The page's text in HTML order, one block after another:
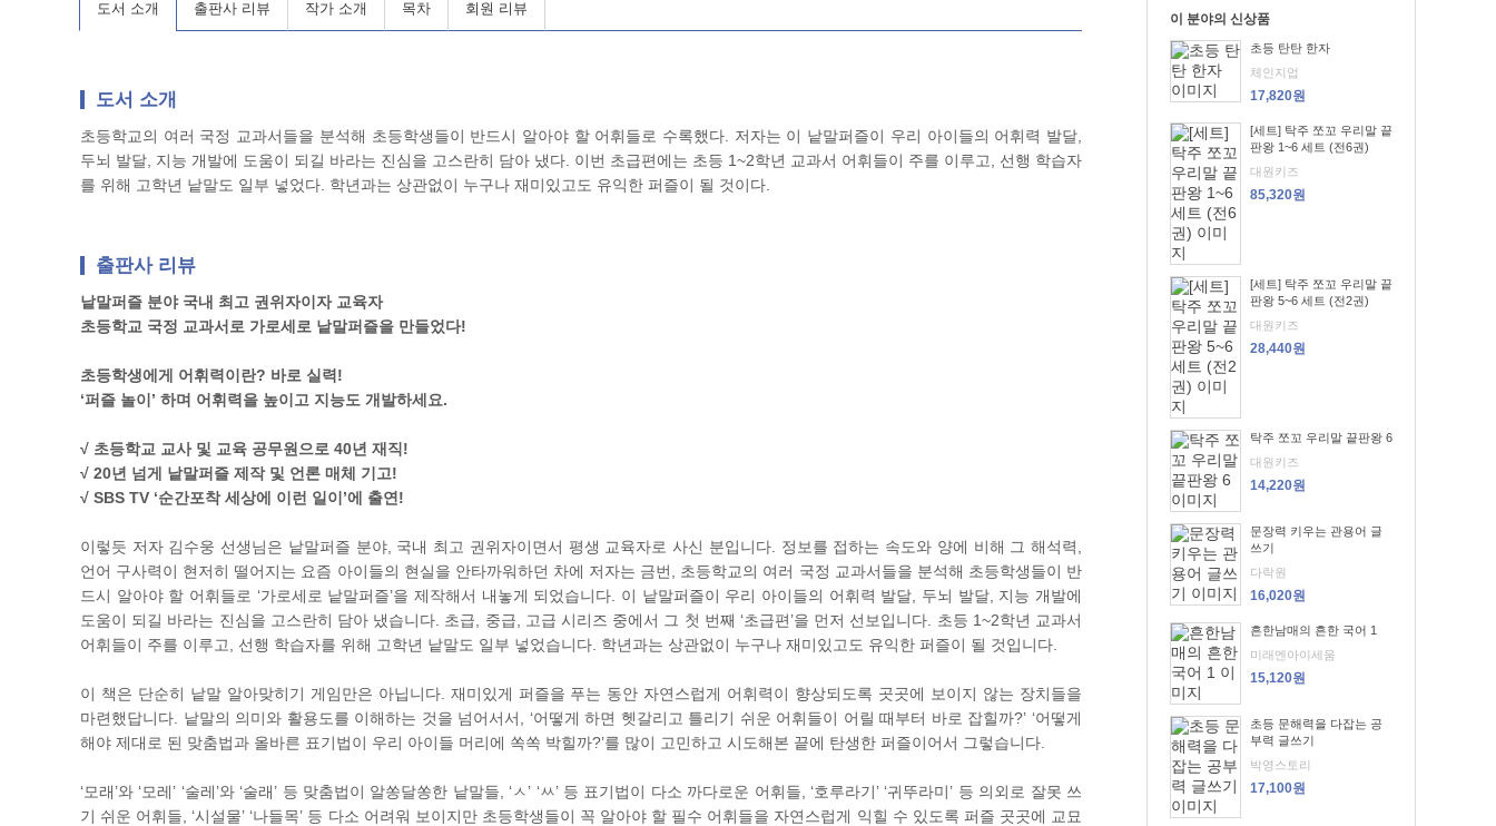
도서 소개 출판사 리뷰 작가 소개 목차 회원 리뷰
도서 소개
초등학교의 여러 국정 교과서들을 분석해 초등학생들이 반드시 알아야 할 어휘들로 수록했다. 저자는 이 낱말퍼즐이 우리 아이들의 어휘력 발달,
두뇌 발달, 지능 개발에 도움이 되길 바라는 진심을 고스란히 담아 냈다. 이번 초급편에는 초등 1~2학년 교과서 어휘들이 주를 이루고, 선행 학습자
를 위해 고학년 낱말도 일부 넣었다. 학년과는 상관없이 누구나 재미있고도 유익한 퍼즐이 될 것이다.
출판사 리뷰
낱말퍼즐 분야 국내 최고 권위자이자 교육자
초등학교 국정 교과서로 가로세로 낱말퍼즐을 만들었다!
초등학생에게 어휘력이란? 바로 실력!
‘퍼즐 놀이’ 하며 어휘력을 높이고 지능도 개발하세요.
√ 초등학교 교사 및 교육 공무원으로 40년 재직!
√ 20년 넘게 낱말퍼즐 제작 및 언론 매체 기고!
√ SBS TV ‘순간포착 세상에 이런 일이’에 출연!
이렇듯 저자 김수웅 선생님은 낱말퍼즐 분야, 국내 최고 권위자이면서 평생 교육자로 사신 분입니다. 정보를 접하는 속도와 양에 비해 그 해석력,
언어 구사력이 현저히 떨어지는 요즘 아이들의 현실을 안타까워하던 차에 저자는 금번, 초등학교의 여러 국정 교과서들을 분석해 초등학생들이 반
드시 알아야 할 어휘들로 ‘가로세로 낱말퍼즐’을 제작해서 내놓게 되었습니다. 이 낱말퍼즐이 우리 아이들의 어휘력 발달, 두뇌 발달, 지능 개발에
도움이 되길 바라는 진심을 고스란히 담아 냈습니다. 초급, 중급, 고급 시리즈 중에서 그 첫 번째 ‘초급편’을 먼저 선보입니다. 초등 1~2학년 교과서
어휘들이 주를 이루고, 선행 학습자를 위해 고학년 낱말도 일부 넣었습니다. 학년과는 상관없이 누구나 재미있고도 유익한 퍼즐이 될 것입니다.
이 책은 단순히 낱말 알아맞히기 게임만은 아닙니다. 재미있게 퍼즐을 푸는 동안 자연스럽게 어휘력이 향상되도록 곳곳에 보이지 않는 장치들을
마련했답니다. 낱말의 의미와 활용도를 이해하는 것을 넘어서서, ‘어떻게 하면 헷갈리고 틀리기 쉬운 어휘들이 어릴 때부터 바로 잡힐까?’ ‘어떻게
해야 제대로 된 맞춤법과 올바른 표기법이 우리 아이들 머리에 쏙쏙 박힐까?’를 많이 고민하고 시도해본 끝에 탄생한 퍼즐이어서 그렇습니다.
‘모래’와 ‘모레’ ‘술레’와 ‘술래’ 등 맞춤법이 알쏭달쏭한 낱말들, ‘ㅅ’ ‘ㅆ’ 등 표기법이 다소 까다로운 어휘들, ‘호루라기’ ‘귀뚜라미’ 등 의외로 잘못 쓰
기 쉬운 어휘들, ‘시설물’ ‘나들목’ 등 다소 어려워 보이지만 초등학생들이 꼭 알아야 할 필수 어휘들을 자연스럽게 익힐 수 있도록 퍼즐 곳곳에 교묘
이 분야의 신상품
초등 탄탄 한자
체인지업
17,820원
[세트] 탁주 쪼꼬 우리말 끝
판왕 1~6 세트 (전6권)
대원키즈
85,320원
[세트] 탁주 쪼꼬 우리말 끝
판왕 5~6 세트 (전2권)
대원키즈
28,440원
탁주 쪼꼬 우리말 끝판왕 6
대원키즈
14,220원
문장력 키우는 관용어 글
쓰기
다락원
16,020원
흔한남매의 흔한 국어 1
미래엔아이세움
15,120원
초등 문해력을 다잡는 공
부력 글쓰기
박영스토리
17,100원